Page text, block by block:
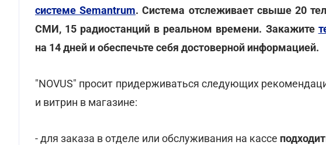
системе Semantrum. Система отслеживает свыше 20
СМИ, 15 радиостанций в реальном времени. Закажите
на 14 дней и обеспечьте себя достоверной информацией.
"NOVUS" просит придерживаться следующих
и витрин в магазине:
- для заказа в отделе или обслуживания на кассе